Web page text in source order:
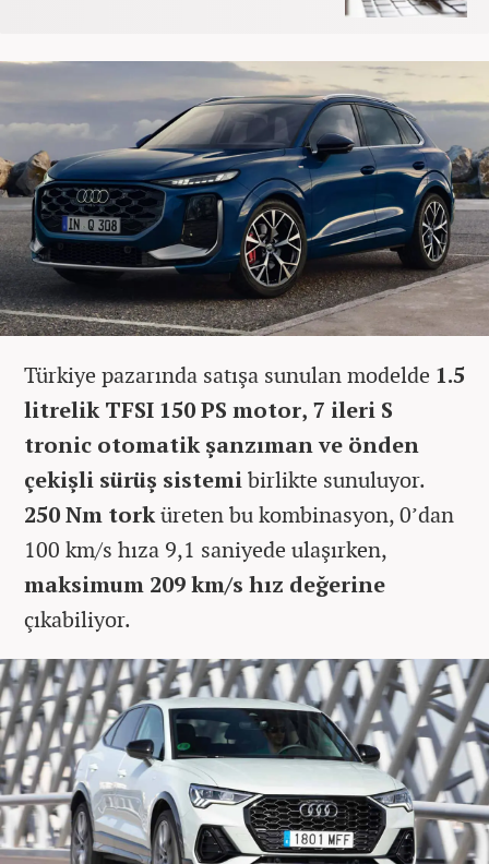
Türkiye pazarında satışa sunulan modelde 1.5
litrelik TFSI 150 PS motor, 7 ileri S
tronic otomatik şanzıman ve önden
çekişli sürüş sistemibirlikte sunuluyor.
250 Nm torküreten bu kombinasyon, 0’dan
100 km/s hıza 9,1 saniyede ulaşırken,
maksimum 209 km/s hız değerine
çıkabiliyor.